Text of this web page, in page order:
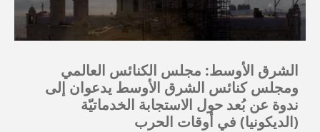
الشرق الأوسط: مجلس الكنائس العالمي
ومجلس كنائس الشرق الأوسط يدعوان إلى
ندوة عن بُعد حول الاستجابة الخدماتيّة
(الديكونيا) في أوقات الحرب